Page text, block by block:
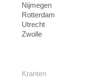
Nijmegen
Rotterdam
Utrecht
Zwolle
Kranten